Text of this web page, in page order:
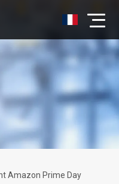
Amazon Prime Day